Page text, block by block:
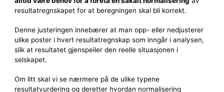
resultatregnskapet for at beregningen skal bli korrekt.
Denne justeringen innebærer at man opp- eller nedjusterer
ulike poster i hvert resultatregnskap som inngår i analysen,
slik at resultatet gjenspeiler den reelle situasjonen i
selskapet.
Om litt skal vi se nærmere på de ulike typene
resultatvurdering og deretter hvordan normalisering